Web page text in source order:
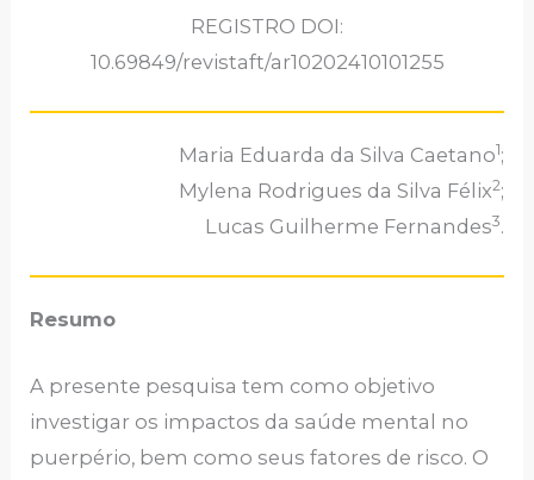
REGISTRO DOI:
10.69849/revistaft/ar10202410101255
Maria Eduarda da Silva Caetano1;
Mylena Rodrigues da Silva Félix2;
Lucas Guilherme Fernandes3.
Resumo
A presente pesquisa tem como objetivo
investigar os impactos da saúde mental no
puerpério, bem como seus fatores de risco. O